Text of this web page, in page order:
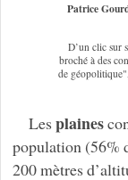
Patrice
D’un clic sur
broché à des
de
Les plaines
population (56%
200 mètres